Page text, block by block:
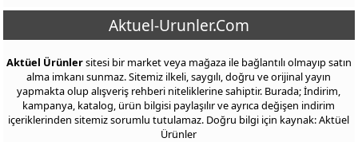
Aktuel-Urunler.Com
Aktüel Ürünlersitesi bir market veya mağaza ile bağlantılı olmayıp satın
alma imkanı sunmaz. Sitemiz ilkeli, saygılı, doğru ve orijinal yayın
yapmakta olup alışveriş rehberi niteliklerine sahiptir. Burada; İndirim,
kampanya, katalog, ürün bilgisi paylaşılır ve ayrıca değişen indirim
içeriklerinden sitemiz sorumlu tutulamaz. Doğru bilgi için kaynak: Aktüel
Ürünler